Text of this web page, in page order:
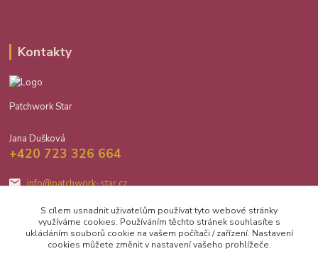
Kontakty
Patchwork Star
Jana Dušková
+420 723 326 664
info@patchwork-star.cz
S cílem usnadnit uživatelům používat tyto webové stránky
využíváme cookies. Používáním těchto stránek souhlasíte s
ukládáním souborů cookie na vašem počítači / zařízení. Nastavení
cookies můžete změnit v nastavení vašeho prohlížeče.